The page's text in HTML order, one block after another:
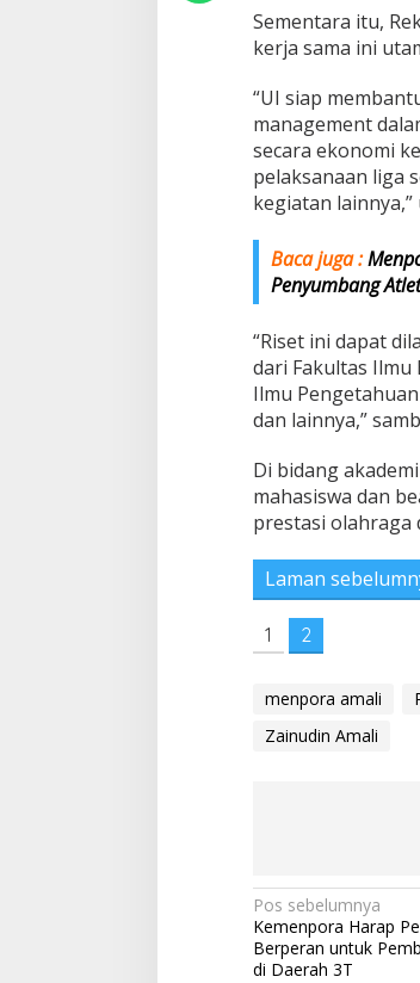
Sementara itu,
kerja sama ini
“UI siap
management
secara ekonomi
pelaksanaan liga
kegiatan
Baca juga :
Penyumbang
“Riset ini dapat
dari Fakultas Ilmu
Ilmu
dan lainnya,”
Di bidang
mahasiswa dan
prestasi olahraga
Laman
1 2
menpora amali
Zainudin Amali
Navigasi
pos
Pos sebelumnya
Kemenpora Harap
Berperan untuk
di Daerah 3T